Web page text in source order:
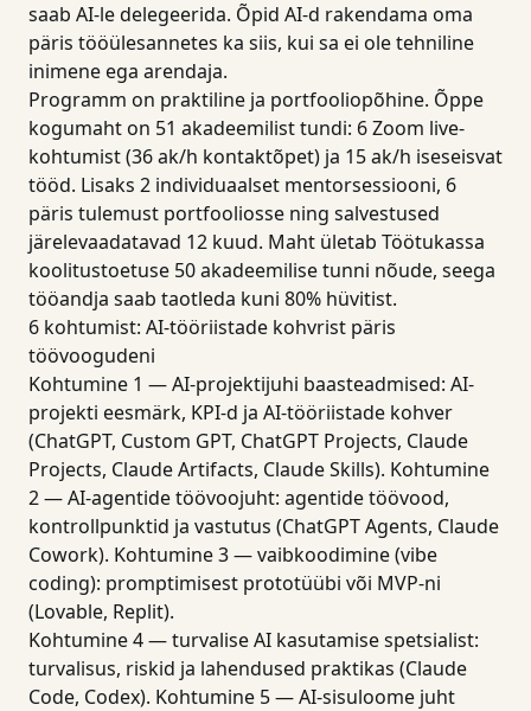
saab AI-le delegeerida. Õpid AI-d rakendama oma
päris tööülesannetes ka siis, kui sa ei ole tehniline
inimene ega arendaja.
Programm on praktiline ja portfooliopõhine. Õppe
kogumaht on 51 akadeemilist tundi: 6 Zoom live-
kohtumist (36 ak/h kontaktõpet) ja 15 ak/h iseseisvat
tööd. Lisaks 2 individuaalset mentorsessiooni, 6
päris tulemust portfooliosse ning salvestused
järelevaadatavad 12 kuud. Maht ületab Töötukassa
koolitustoetuse 50 akadeemilise tunni nõude, seega
tööandja saab taotleda kuni 80% hüvitist.
6 kohtumist: AI-tööriistade kohvrist päris
töövoogudeni
Kohtumine 1 — AI-projektijuhi baasteadmised: AI-
projekti eesmärk, KPI-d ja AI-tööriistade kohver
(ChatGPT, Custom GPT, ChatGPT Projects, Claude
Projects, Claude Artifacts, Claude Skills). Kohtumine
2 — AI-agentide töövoojuht: agentide töövood,
kontrollpunktid ja vastutus (ChatGPT Agents, Claude
Cowork). Kohtumine 3 — vaibkoodimine (vibe
coding): promptimisest prototüübi või MVP-ni
(Lovable, Replit).
Kohtumine 4 — turvalise AI kasutamise spetsialist:
turvalisus, riskid ja lahendused praktikas (Claude
Code, Codex). Kohtumine 5 — AI-sisuloome juht